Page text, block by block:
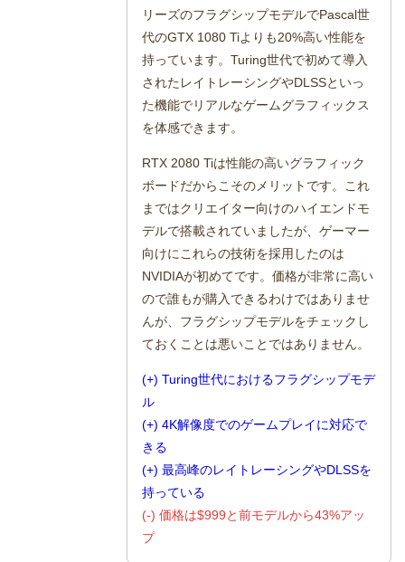
リーズのフラグシップモデルでPascal世
代のGTX 1080 Tiよりも20%高い性能を
持っています。Turing世代で初めて導入
されたレイトレーシングやDLSSといっ
た機能でリアルなゲームグラフィックス
を体感できます。
RTX 2080 Tiは性能の高いグラフィック
ボードだからこそのメリットです。これ
まではクリエイター向けのハイエンドモ
デルで搭載されていましたが、ゲーマー
向けにこれらの技術を採用したのは
NVIDIAが初めてです。価格が非常に高い
ので誰もが購入できるわけではありませ
んが、フラグシップモデルをチェックし
ておくことは悪いことではありません。
(+) Turing世代におけるフラグシップモデ
ル
(+) 4K解像度でのゲームプレイに対応で
きる
(+) 最高峰のレイトレーシングやDLSSを
持っている
(-) 価格は$999と前モデルから43%アッ
プ